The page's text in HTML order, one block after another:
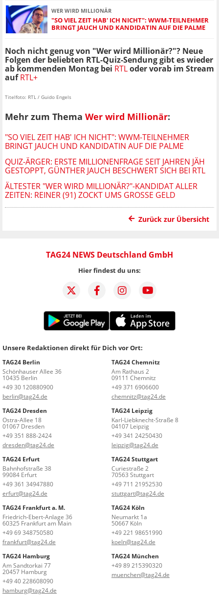
WER WIRD MILLIONÄR
"SO VIEL ZEIT HAB' ICH NICHT": WWM-TEILNEHMER
BRINGT JAUCH UND KANDIDATIN AUF DIE PALME
Noch nicht genug von "Wer wird Millionär?"? Neue
Folgen der beliebten RTL-Quiz-Sendung gibt es wieder
ab kommenden Montag bei RTLoder vorab im Stream
aufRTL+
Titelfoto: RTL / Guido Engels
Mehr zum Thema Wer wird Millionär:
"SO VIEL ZEIT HAB' ICH NICHT": WWM-TEILNEHMER
BRINGT JAUCH UND KANDIDATIN AUF DIE PALME
QUIZ-ÄRGER: ERSTE MILLIONENFRAGE SEIT JAHREN JÄH
GESTOPPT, GÜNTHER JAUCH BESCHWERT SICH BEI RTL
ÄLTESTER "WER WIRD MILLIONÄR?"-KANDIDAT ALLER
ZEITEN: REINER (91) ZOCKT UMS GROSSE GELD
Zurück zur Übersicht
TAG24 NEWS Deutschland GmbH
Hier findest du uns:
Unsere Redaktionen direkt für Dich vor Ort:
TAG24 Berlin
Schönhauser Allee 36
10435 Berlin
+49 30 120880900
berlin@tag24.de
TAG24 Chemnitz
Am Rathaus 2
09111 Chemnitz
+49 371 6906600
chemnitz@tag24.de
TAG24 Dresden
Ostra-Allee 18
01067 Dresden
+49 351 888-2424
dresden@tag24.de
TAG24 Leipzig
Karl-Liebknecht-Straße 8
04107 Leipzig
+49 341 24250430
leipzig@tag24.de
TAG24 Erfurt
Bahnhofstraße 38
99084 Erfurt
+49 361 34947880
erfurt@tag24.de
TAG24 Stuttgart
Curiestraße 2
70563 Stuttgart
+49 711 21952530
stuttgart@tag24.de
TAG24 Frankfurt a. M.
Friedrich-Ebert-Anlage 36
60325 Frankfurt am Main
+49 69 348750580
frankfurt@tag24.de
TAG24 Köln
Neumarkt 1a
50667 Köln
+49 221 98651990
koeln@tag24.de
TAG24 Hamburg
Am Sandtorkai 77
20457 Hamburg
+49 40 228608090
hamburg@tag24.de
TAG24 München
+49 89 215390320
muenchen@tag24.de